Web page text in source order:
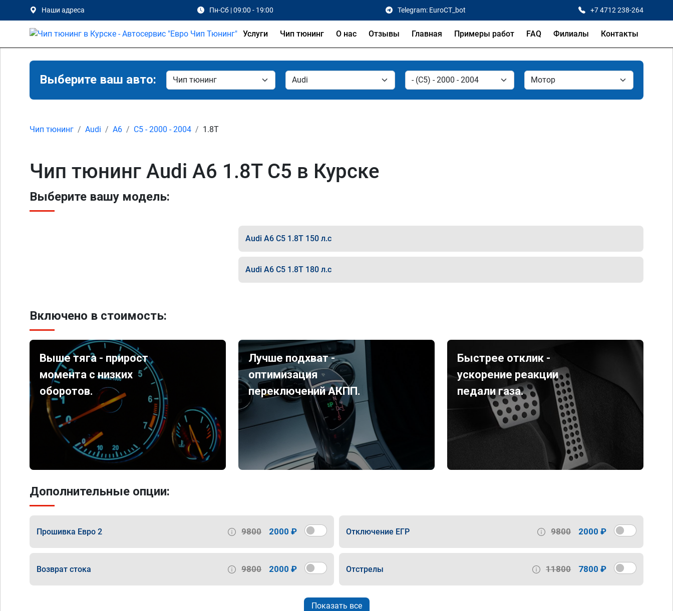
Наши адреса Пн-Сб | 09:00 - 19:00 Telegram: EuroCT_bot +7 4712 238-264
Услуги Чип тюнинг О нас Отзывы Главная Примеры работ FAQ Филиалы Контакты
Выберите ваш авто:
Чип тюнинг Audi A6 C5 - 2000 - 2004 1.8T
Чип тюнинг Audi A6 1.8T C5 в Курске
Выберите вашу модель:
Audi A6 C5 1.8T 150 л.с
Audi A6 C5 1.8T 180 л.с
Включено в стоимость:
Выше тяга - прирост
момента с низких
оборотов.
Лучше подхват -
оптимизация
переключений АКПП.
Быстрее отклик -
ускорение реакции
педали газа.
Дополнительные опции:
Прошивка Евро 2 9800 2000 ₽ Отключение ЕГР 9800 2000 ₽
Возврат стока 9800 2000 ₽ Отстрелы 11800 7800 ₽
Показать все